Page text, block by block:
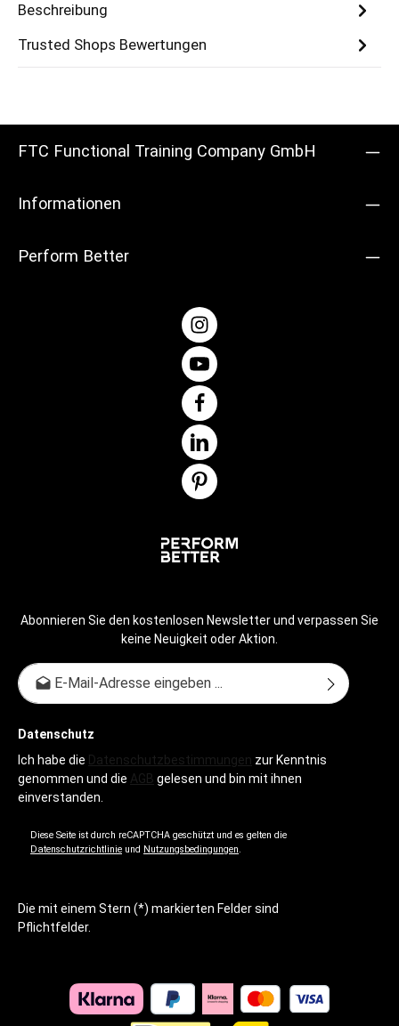
Beschreibung
Trusted Shops Bewertungen
FTC Functional Training Company GmbH
Informationen
Perform Better
Abonnieren Sie den kostenlosen Newsletter und verpassen Sie
keine Neuigkeit oder Aktion.
Datenschutz
Ich habe die Datenschutzbestimmungen zur Kenntnis
genommen und die AGB gelesen und bin mit ihnen
einverstanden.
Diese Seite ist durch reCAPTCHA geschützt und es gelten die
Datenschutzrichtlinie und Nutzungsbedingungen.
Die mit einem Stern (*) markierten Felder sind
Pflichtfelder.